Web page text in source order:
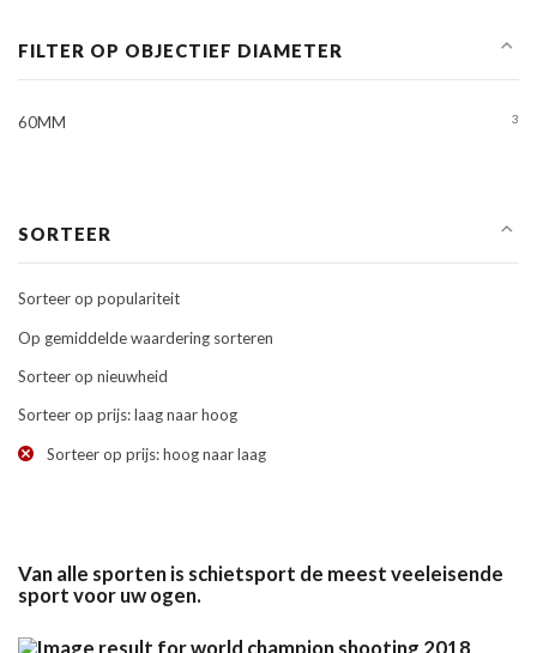
Van alle sporten is schietsport de meest veeleisende
sport voor uw ogen.
FILTER OP OBJECTIEF DIAMETER
60MM 3
SORTEER
Sorteer op populariteit
Op gemiddelde waardering sorteren
Sorteer op nieuwheid
Sorteer op prijs: laag naar hoog
Sorteer op prijs: hoog naar laag